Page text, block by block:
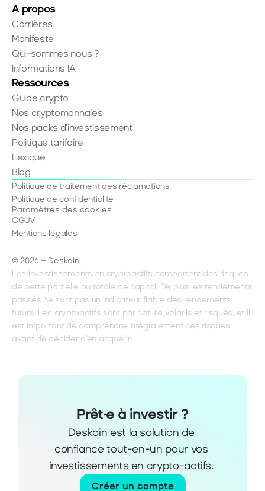
Prêt·e à investir ?
Deskoin est la solution de
confiance tout-en-un pour vos
investissements en crypto-actifs.
Créer un compte
A propos
Carrières
Manifeste
Qui-sommes nous ?
Informations IA
Ressources
Guide crypto
Nos cryptomonnaies
Nos packs d'investissement
Politique tarifaire
Lexique
Blog
© 2026 – Deskoin
Politique de traitement des réclamations
Politique de confidentialité
Paramètres des cookies
CGUV
Mentions légales
Les investissements en cryptoactifs comportent des risques
de perte partielle ou totale de capital. De plus les rendements
passés ne sont pas un indicateur fiable des rendements
futurs. Les cryptoactifs sont par nature volatils et risqués, et il
est important de comprendre intégralement ces risques
avant de décider d'en acquérir.